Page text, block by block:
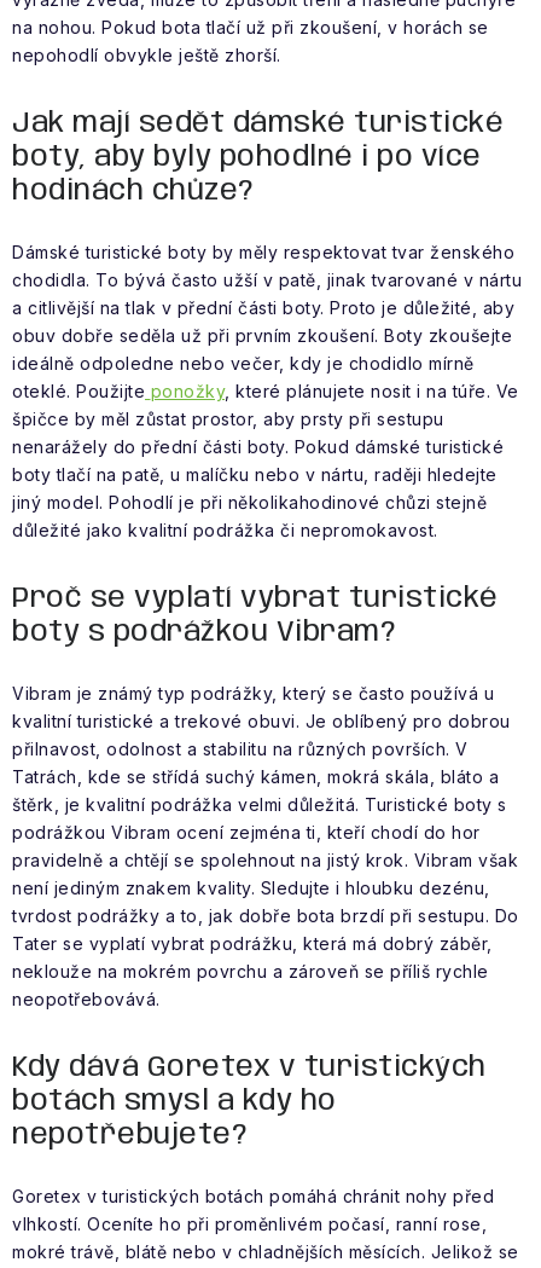
na nohou. Pokud bota tlačí už při zkoušení, v horách se
nepohodlí obvykle ještě zhorší.
Jak mají sedět dámské turistické
boty, aby byly pohodlné i po více
hodinách chůze?
Dámské turistické boty by měly respektovat tvar ženského
chodidla. To bývá často užší v patě, jinak tvarované v nártu
a citlivější na tlak v přední části boty. Proto je důležité, aby
obuv dobře seděla už při prvním zkoušení. Boty zkoušejte
ideálně odpoledne nebo večer, kdy je chodidlo mírně
oteklé. Použijte ponožky, které plánujete nosit i na túře. Ve
špičce by měl zůstat prostor, aby prsty při sestupu
nenarážely do přední části boty. Pokud dámské turistické
boty tlačí na patě, u malíčku nebo v nártu, raději hledejte
jiný model. Pohodlí je při několikahodinové chůzi stejně
důležité jako kvalitní podrážka či nepromokavost.
Proč se vyplatí vybrat turistické
boty s podrážkou Vibram?
Vibram je známý typ podrážky, který se často používá u
kvalitní turistické a trekové obuvi. Je oblíbený pro dobrou
přilnavost, odolnost a stabilitu na různých površích. V
Tatrách, kde se střídá suchý kámen, mokrá skála, bláto a
štěrk, je kvalitní podrážka velmi důležitá. Turistické boty s
podrážkou Vibram ocení zejména ti, kteří chodí do hor
pravidelně a chtějí se spolehnout na jistý krok. Vibram však
není jediným znakem kvality. Sledujte i hloubku dezénu,
tvrdost podrážky a to, jak dobře bota brzdí při sestupu. Do
Tater se vyplatí vybrat podrážku, která má dobrý záběr,
neklouže na mokrém povrchu a zároveň se příliš rychle
neopotřebovává.
Kdy dává Goretex v turistických
botách smysl a kdy ho
nepotřebujete?
Goretex v turistických botách pomáhá chránit nohy před
vlhkostí. Oceníte ho při proměnlivém počasí, ranní rose,
mokré trávě, blátě nebo v chladnějších měsících. Jelikož se